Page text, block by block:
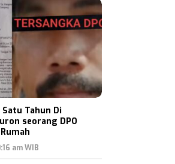
Tahun Di
seorang DPO
am WIB